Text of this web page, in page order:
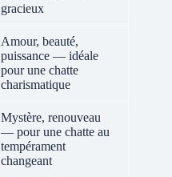
gracieux
Amour, beauté,
puissance — idéale
pour une chatte
charismatique
Mystère, renouveau
— pour une chatte au
tempérament
changeant